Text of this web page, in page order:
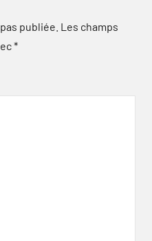
publiée. Les champs
*